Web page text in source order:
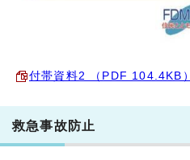
付帯資料2 （PDF 104.4KB）
救急事故防止